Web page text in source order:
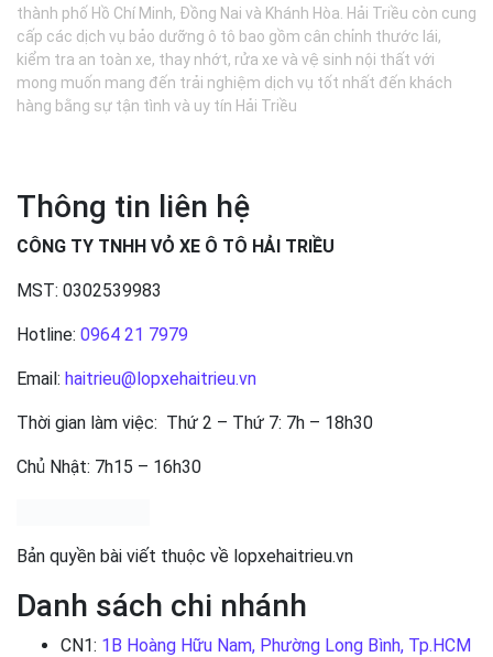
thành phố Hồ Chí Minh, Đồng Nai và Khánh Hòa. Hải Triều còn cung
cấp các dịch vụ bảo dưỡng ô tô bao gồm cân chỉnh thước lái,
kiểm tra an toàn xe, thay nhớt, rửa xe và vệ sinh nội thất với
mong muốn mang đến trải nghiệm dịch vụ tốt nhất đến khách
hàng bằng sự tận tình và uy tín Hải Triều
Thông tin liên hệ
CÔNG TY TNHH VỎ XE Ô TÔ HẢI TRIỀU
MST: 0302539983
Hotline: 0964 21 7979
Email: haitrieu@lopxehaitrieu.vn
Thời gian làm việc: Thứ 2 – Thứ 7: 7h – 18h30
Chủ Nhật: 7h15 – 16h30
Bản quyền bài viết thuộc về lopxehaitrieu.vn
Danh sách chi nhánh
CN1: 1B Hoàng Hữu Nam, Phường Long Bình, Tp.HCM